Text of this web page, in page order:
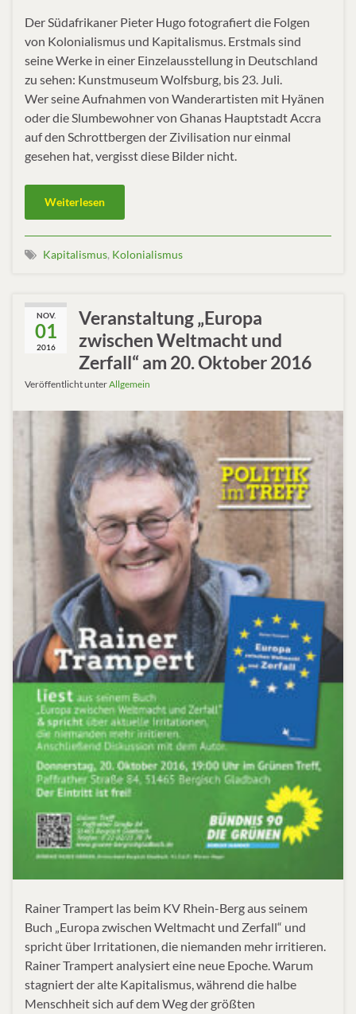
Der Südafrikaner Pieter Hugo fotografiert die Folgen
von Kolonialismus und Kapitalismus. Erstmals sind
seine Werke in einer Einzelausstellung in Deutschland
zu sehen: Kunstmuseum Wolfsburg, bis 23. Juli.
Wer seine Aufnahmen von Wanderartisten mit Hyänen
oder die Slumbewohner von Ghanas Hauptstadt Accra
auf den Schrottbergen der Zivilisation nur einmal
gesehen hat, vergisst diese Bilder nicht.
Weiterlesen
Kapitalismus, Kolonialismus
NOV.
01
2016
Veranstaltung „Europa
zwischen Weltmacht und
Zerfall“ am 20. Oktober 2016
Veröffentlicht unterAllgemein
Rainer Trampert las beim KV Rhein-Berg aus seinem
Buch „Europa zwischen Weltmacht und Zerfall“ und
spricht über Irritationen, die niemanden mehr irritieren.
Rainer Trampert analysiert eine neue Epoche. Warum
stagniert der alte Kapitalismus, während die halbe
Menschheit sich auf dem Weg der größten